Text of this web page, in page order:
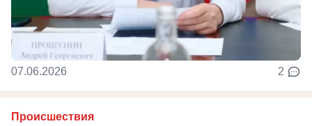
07.06.2026 2
Происшествия